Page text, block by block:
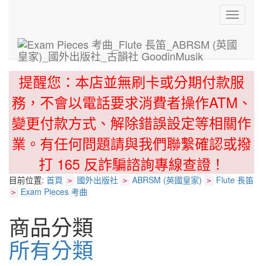
Toggle
提醒您：本店並無刷卡或分期付款服
務，不會以電話要求消費者操作ATM、
變更付款方式、解除錯誤設定等相關作
業。有任何問題請與我們聯繫確認或撥
打 165 反詐騙諮詢專線查證！
目前位置: 首頁 > 國外出版社 > ABRSM (英國皇家) > Flute 長笛
> Exam Pieces 考曲
商品分類
所有分類